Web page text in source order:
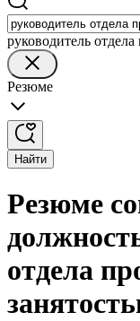
руководитель отдела
Резюме
Найти
Резюме
отдела